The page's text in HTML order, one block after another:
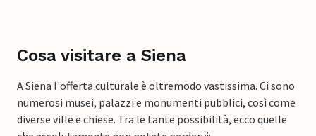
Cosa visitare a Siena
A Siena l'offerta culturale è oltremodo vastissima. Ci sono
numerosi musei, palazzi e monumenti pubblici, così come
diverse ville e chiese. Tra le tante possibilità, ecco quelle